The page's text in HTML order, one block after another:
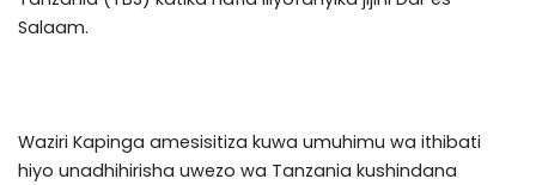
Salaam.
Waziri Kapinga amesisitiza kuwa umuhimu wa ithibati
hiyo unadhihirisha uwezo wa Tanzania kushindana